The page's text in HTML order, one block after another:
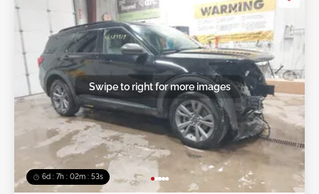
6d : 7h : 02m : 50s
Swipe to right for more images